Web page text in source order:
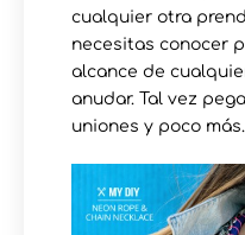
cualquier otra
necesitas conocer
alcance de
anudar. Tal vez
uniones y poco más.